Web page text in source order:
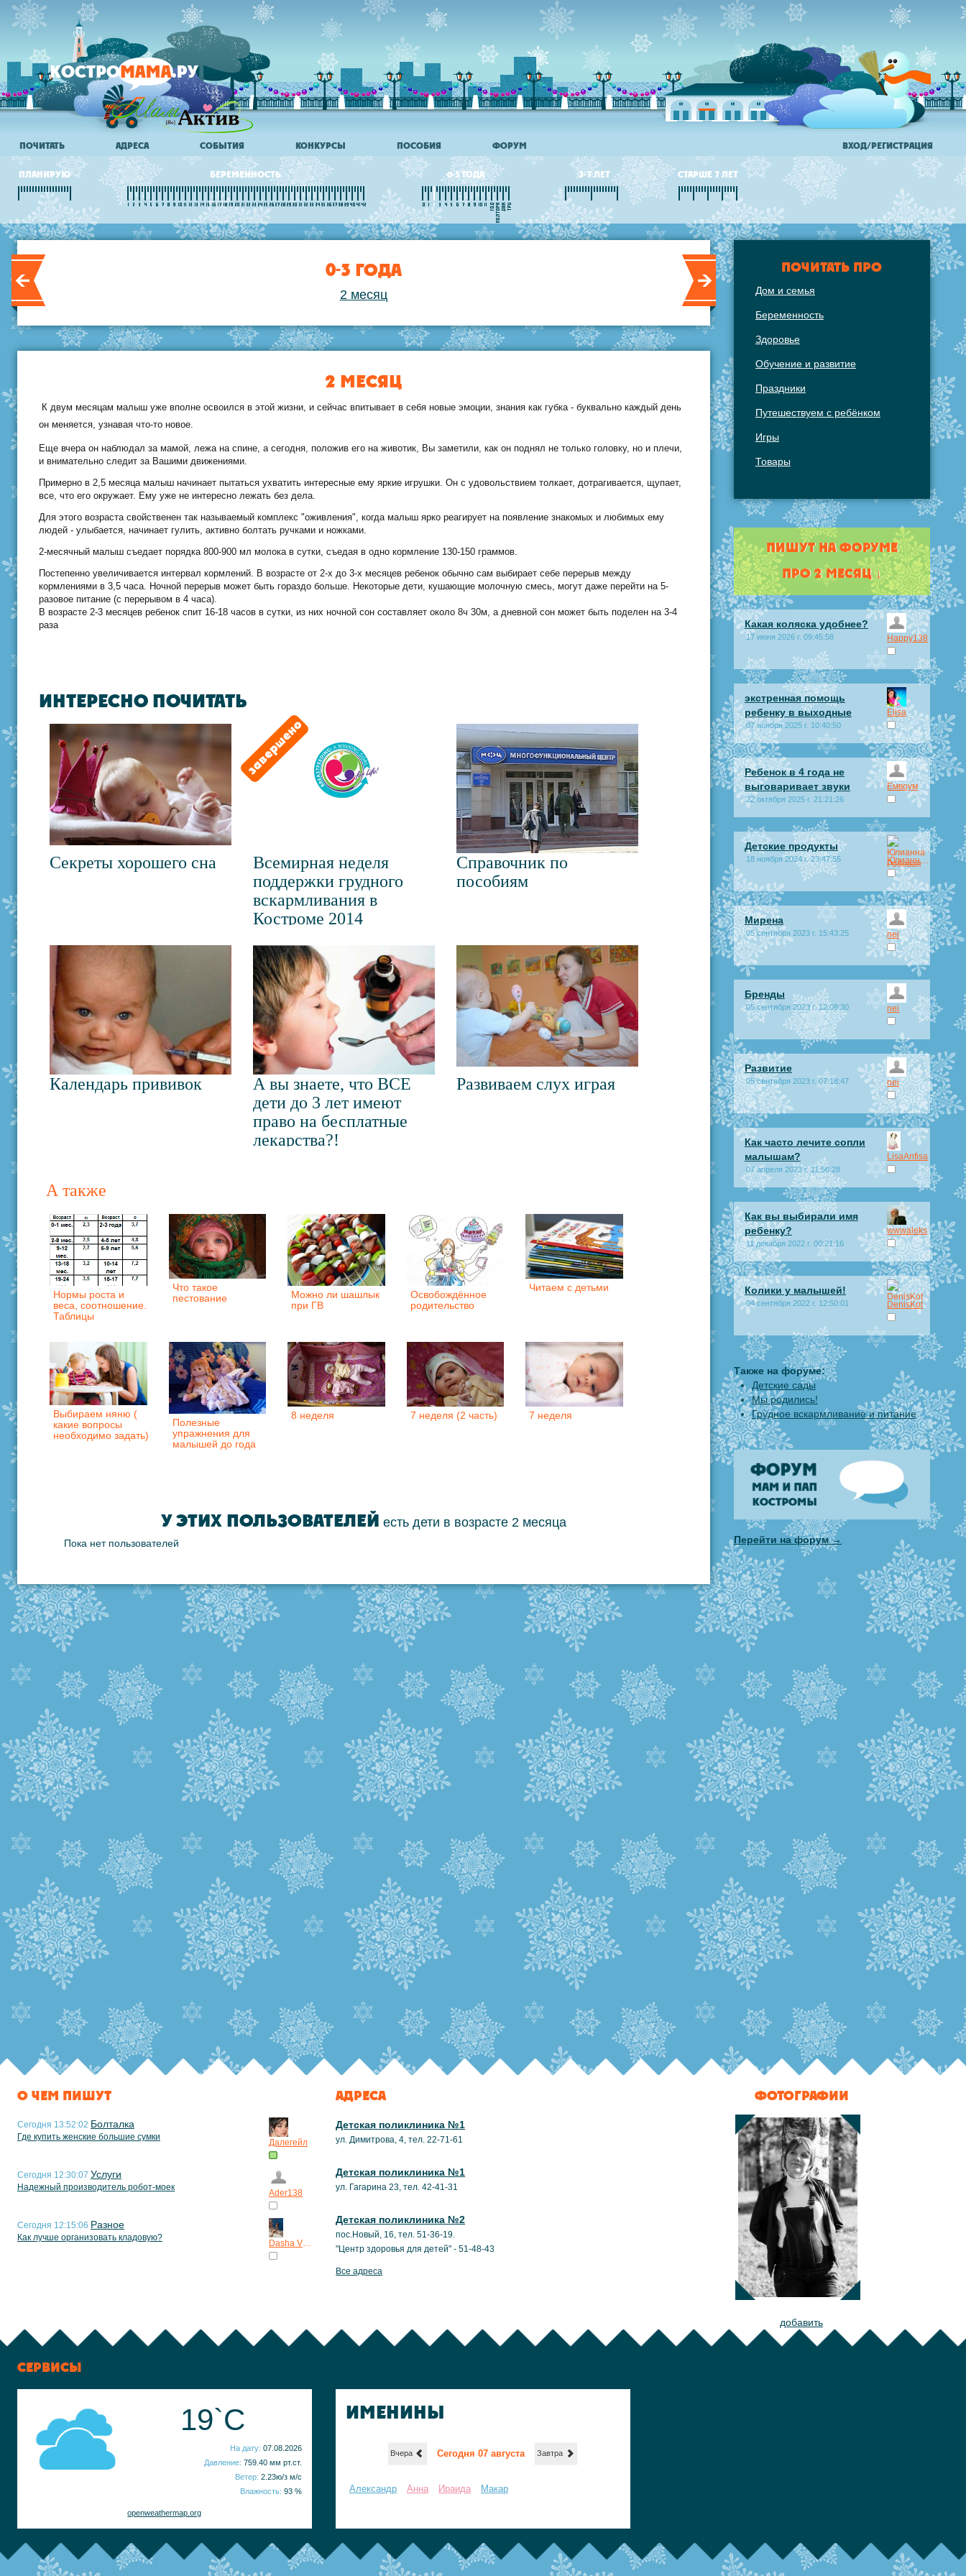
ПОЧИТАТЬ АДРЕСА СОБЫТИЯ КОНКУРСЫ ПОСОБИЯ ФОРУМ ВХОД/РЕГИСТРАЦИЯ
ПЛАНИРУЮ БЕРЕМЕННОСТЬ 0-3 ГОДА 3-7 ЛЕТ СТАРШЕ 7 ЛЕТ
0-3 ГОДА
2 месяц
2 МЕСЯЦ
К двум месяцам малыш уже вполне освоился в этой жизни, и сейчас впитывает в себя новые эмоции, знания как губка - буквально каждый день
он меняется, узнавая что-то новое.
Еще вчера он наблюдал за мамой, лежа на спине, а сегодня, положив его на животик, Вы заметили, как он поднял не только головку, но и плечи,
и внимательно следит за Вашими движениями.
Примерно в 2,5 месяца малыш начинает пытаться ухватить интересные ему яркие игрушки. Он с удовольствием толкает, дотрагивается, щупает,
все, что его окружает. Ему уже не интересно лежать без дела.
Для этого возраста свойственен так называемый комплекс "оживления", когда малыш ярко реагирует на появление знакомых и любимых ему
людей - улыбается, начинает гулить, активно болтать ручками и ножками.
2-месячный малыш съедает порядка 800-900 мл молока в сутки, съедая в одно кормление 130-150 граммов.
Постепенно увеличивается интервал кормлений. В возрасте от 2-х до 3-х месяцев ребенок обычно сам выбирает себе перерыв между
кормлениями в 3,5 часа. Ночной перерыв может быть гораздо больше. Некоторые дети, кушающие молочную смесь, могут даже перейти на 5-
разовое питание (с перерывом в 4 часа).
В возрасте 2-3 месяцев ребенок спит 16-18 часов в сутки, из них ночной сон составляет около 8ч 30м, а дневной сон может быть поделен на 3-4
раза
ИНТЕРЕСНО ПОЧИТАТЬ
Секреты хорошего сна
Всемирная неделя
поддержки грудного
вскармливания в
Костроме 2014
Справочник по
пособиям
Календарь прививок
А вы знаете, что ВСЕ
дети до 3 лет имеют
право на бесплатные
лекарства?!
Развиваем слух играя
А также
Нормы роста и
веса, соотношение.
Таблицы
Что такое
пестование
Можно ли шашлык
при ГВ
Освобождённое
родительство
Читаем с детьми
Выбираем няню (
какие вопросы
необходимо задать)
Полезные
упражнения для
малышей до года
8 неделя 7 неделя (2 часть) 7 неделя
У ЭТИХ ПОЛЬЗОВАТЕЛЕЙ есть дети в возрасте 2 месяца
Пока нет пользователей
ПОЧИТАТЬ ПРО
Дом и семья
Беременность
Здоровье
Обучение и развитие
Праздники
Путешествуем с ребёнком
Игры
Товары
ПИШУТ НА ФОРУМЕ
ПРО 2 МЕСЯЦ ↓
Какая коляска удобнее?
17 июня 2026 г. 09:45:58 Happy138
экстренная помощь
ребенку в выходные
07 ноября 2025 г. 10:40:50
Elisa
Ребенок в 4 года не
выговаривает звуки
22 октября 2025 г. 21:21:26
Емвоум
Детские продукты
18 ноября 2024 г. 23:47:55 Юлианна Робовая
Мирена
05 сентября 2023 г. 15:43:25 nei
Бренды
05 сентября 2023 г. 12:08:30 nei
Развитие
05 сентября 2023 г. 07:18:47 nei
Как часто лечите сопли
малышам?
07 апреля 2023 г. 11:56:28
LisaAnfisa
Как вы выбирали имя
ребенку?
11 декабря 2022 г. 00:21:16
wwwaleks
Колики у малышей!
04 сентября 2022 г. 12:50:01 DenisKot
Также на форуме:
Детские сады
Мы родились!
Грудное вскармливание и питание
Перейти на форум →
О ЧЕМ ПИШУТ
Сегодня 13:52:02 Болталка
Где купить женские большие сумки
Далегейл
Сегодня 12:30:07 Услуги
Надежный производитель робот-моек
Ader138
Сегодня 12:15:06 Разное
Как лучше организовать кладовую?
Dasha Vilkina
АДРЕСА
Детская поликлиника №1
ул. Димитрова, 4, тел. 22-71-61
Детская поликлиника №1
ул. Гагарина 23, тел. 42-41-31
Детская поликлиника №2
пос.Новый, 16, тел. 51-36-19.
"Центр здоровья для детей" - 51-48-43
Все адреса
ФОТОГРАФИИ
добавить
СЕРВИСЫ
19`C
На дату: 07.08.2026
Давление: 759.40 мм рт.ст.
Ветер: 2.23ю/з м/с
Влажность: 93 %
openweathermap.org
ИМЕНИНЫ
Вчера Сегодня 07 августа Завтра
Александр Анна Ираида Макар